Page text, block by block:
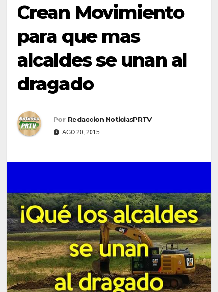
Crean Movimiento
para que mas
alcaldes se unan al
dragado
Por Redaccion NoticiasPRTV
AGO 20, 2015